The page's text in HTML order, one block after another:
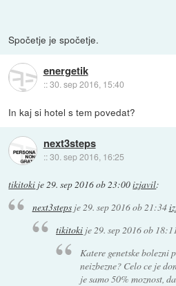
Spočetje je spočetje.
energetik
::30. sep 2016, 15:40
In kaj si hotel s tem povedat?
next3steps
::30. sep 2016, 16:25
tikitoki je29. sep 2016 ob 23:00izjavil:
next3stepsje29. sep 2016 ob 21:34
tikitoki je29. sep 2016 ob
Katere genetske bolezni
neizbezne? Celo ce je
je samo 50% moznost,